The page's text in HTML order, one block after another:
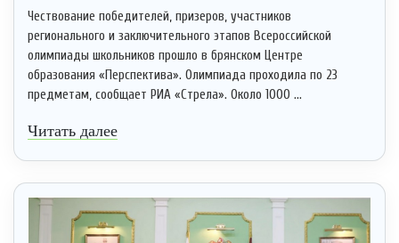
Чествование победителей, призеров, участников
регионального и заключительного этапов Всероссийской
олимпиады школьников прошло в брянском Центре
образования «Перспектива». Олимпиада проходила по 23
предметам, сообщает РИА «Стрела». Около 1000 ...
Читать далее